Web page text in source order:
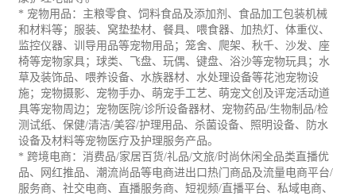
* 宠物用品：主粮零食、饲料食品 及添加剂、食品加工包装机械
和材料等；服装、窝垫垫材、餐具、喂食器、加热灯、体重仪、
监控仪器、训导用品等宠物用品；笼舍、爬架、秋千、沙发、座
椅等宠物家具；球类、飞盘、玩偶、键盘、浴沙等宠物玩具；水
草及装饰品、喂养设备、水族器材、 水处理设备等花池宠物设
施；宠物摄影、宠物手办、萌宠手工艺、萌宠文创及评宠活动道
具等宠物周边；宠物医院/诊所设备器材、宠物药品/生物制品/检
测试纸、保健/清洁/美容/护理用品、杀菌设备、照明设备、防水
设备及材料等宠物医疗及护理服务产品。
* 跨境电商：消费品/家居 百货/礼品/文旅/时尚休闲全品类直播优
品、 网红推品、潮流尚品等电商进出口热门商品及流量 电商平台/
服务商、社交电商、直播服务商、短视频/直播平台、私域电商、